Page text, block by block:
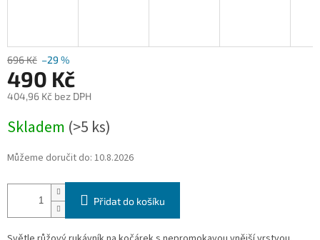
696 Kč –29 %
490 Kč
404,96 Kč bez DPH
cena:
Skladem (>5 ks)
Můžeme doručit do: 10.8.2026
Přidat do košíku